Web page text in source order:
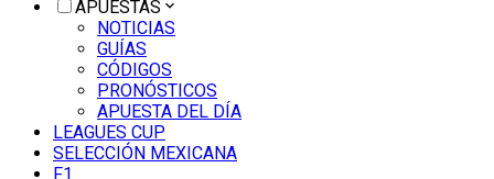
APUESTAS
NOTICIAS
GUÍAS
CÓDIGOS
PRONÓSTICOS
APUESTA DEL DÍA
LEAGUES CUP
SELECCIÓN MEXICANA
F1